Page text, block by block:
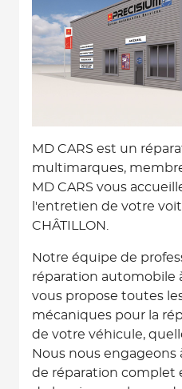
MD CARS est un
multimarques,
MD CARS vous
l'entretien de votre
CHÂTILLON.
Notre équipe de
réparation automobile
vous propose toutes
mécaniques pour la
de votre véhicule,
Nous nous engageons
de réparation complet